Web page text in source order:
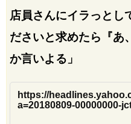
店員さんにイラっと
ださいと求めたら『あ
か言いよる」
https://
a=20180809-00000000-